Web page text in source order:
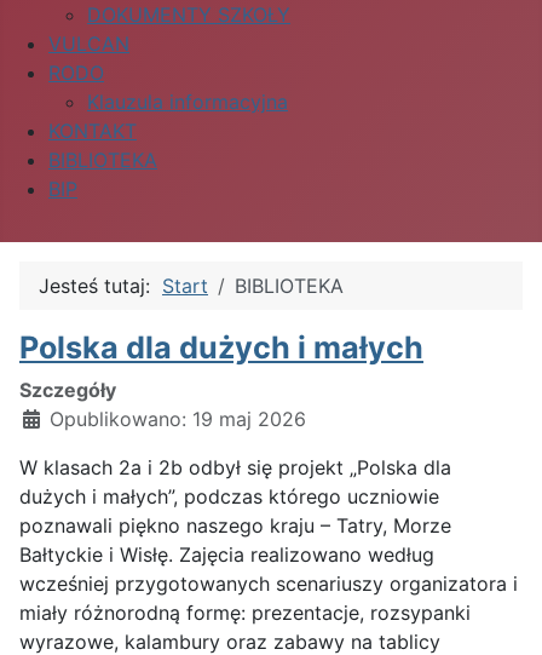
DOKUMENTY SZKOŁY
VULCAN
RODO
Klauzula informacyjna
KONTAKT
BIBLIOTEKA
BIP
Jesteś tutaj: Start BIBLIOTEKA
Polska dla dużych i małych
Szczegóły
Opublikowano: 19 maj 2026
W klasach 2a i 2b odbył się projekt „Polska dla
dużych i małych”, podczas którego uczniowie
poznawali piękno naszego kraju – Tatry, Morze
Bałtyckie i Wisłę. Zajęcia realizowano według
wcześniej przygotowanych scenariuszy organizatora i
miały różnorodną formę: prezentacje, rozsypanki
wyrazowe, kalambury oraz zabawy na tablicy